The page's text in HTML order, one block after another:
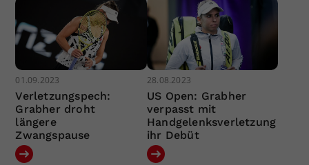
01.09.2023
Verletzungspech:
Grabher droht
längere
Zwangspause
28.08.2023
US Open: Grabher
verpasst mit
Handgelenksverletzung
ihr Debüt